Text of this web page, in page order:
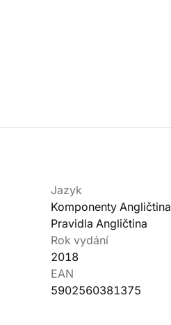
Jazyk
Komponenty Angličtina
Pravidla Angličtina
Rok vydání
2018
EAN
5902560381375